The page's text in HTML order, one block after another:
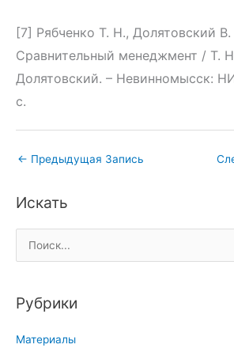
[7] Рябченко Т. Н., Долятовский В.
Сравнительный менеджмент / Т.
Долятовский. – Невинномысск:
с.
← Предыдущая Запись
Искать
о
с
:
Рубрики
Материалы